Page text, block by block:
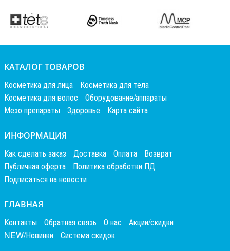
КАТАЛОГ ТОВАРОВ
Косметика для лица
Косметика для тела
Косметика для волос
Оборудование/аппараты
Мезо препараты
Здоровье Карта сайта
ИНФОРМАЦИЯ
Как сделать заказ Доставка Оплата
Возврат
Публичная оферта
Политика обработки ПД
Подписаться на новости
ГЛАВНАЯ
Контакты Обратная связь О нас
Акции/скидки
NEW/Новинки
Система скидок